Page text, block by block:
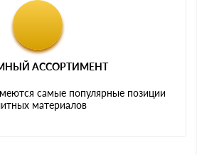
АССОРТИМЕНТ
самые популярные позиции
материалов